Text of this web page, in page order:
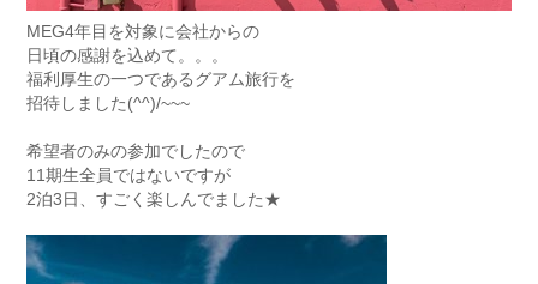
MEG4年目を対象に会社からの
日頃の感謝を込めて。。。
福利厚生の一つであるグアム旅行を
招待しました(^^)/~~~
希望者のみの参加でしたので
11期生全員ではないですが
2泊3日、すごく楽しんでました★